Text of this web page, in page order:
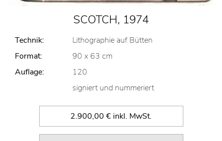
SCOTCH, 1974
Technik:
Lithographie auf Bütten
Format:
90 x 63 cm
Auflage:
120
signiert und nummeriert
2.900,00 € inkl. MwSt.